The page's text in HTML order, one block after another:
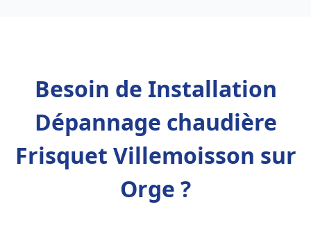
Besoin de Installation
Dépannage chaudière
Frisquet Villemoisson sur
Orge ?